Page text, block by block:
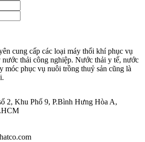
cung cấp các loại máy thổi khí phục vụ
thải công nghiệp. Nước thải y tế, nước
móc phục vụ nuôi trồng thuỷ sản cũng là
2, Khu Phố 9, P.Bình Hưng Hòa A,